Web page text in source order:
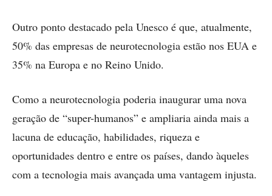
Outro ponto destacado pela Unesco é que, atualmente,
50% das empresas de neurotecnologia estão nos EUA e
35% na Europa e no Reino Unido.
Como a neurotecnologia poderia inaugurar uma nova
geração de “super-humanos” e ampliaria ainda mais a
lacuna de educação, habilidades, riqueza e
oportunidades dentro e entre os países, dando àqueles
com a tecnologia mais avançada uma vantagem injusta.